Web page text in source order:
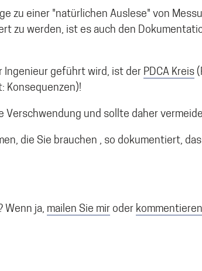
zu einer "natürlichen Auslese" von
zu werden, ist es auch den
Ingenieur geführt wird, ist der PDCA Kreis
Konsequenzen)!
und sollte daher
die Sie brauchen , so dokumentiert,
Wenn ja, mailen Sie mir oder